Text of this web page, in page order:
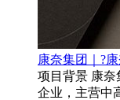
康奈集团｜?
项目背景 康奈
企业，主营中